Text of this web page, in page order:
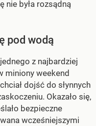
nie była rozsądną
pod wodą
z najbardziej
miniony weekend
dojść do słynnych
Okazało się,
bezpieczne
wcześniejszymi